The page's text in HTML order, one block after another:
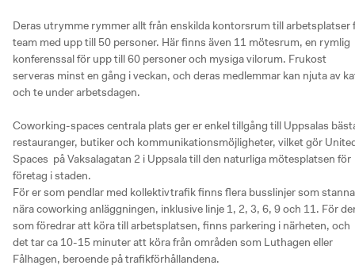
Deras utrymme rymmer allt från enskilda kontorsrum till arbetsplatser
team med upp till 50 personer. Här finns även 11 mötesrum, en rymlig
konferenssal för upp till 60 personer och mysiga vilorum. Frukost
serveras minst en gång i veckan, och deras medlemmar kan njuta av
och te under arbetsdagen.
Coworking-spaces centrala plats ger er enkel tillgång till Uppsalas
restauranger, butiker och kommunikationsmöjligheter, vilket gör
Spaces  på Vaksalagatan 2 i Uppsala till den naturliga mötesplatsen för
företag i staden.
För er som pendlar med kollektivtrafik finns flera busslinjer som
nära coworking anläggningen, inklusive linje 1, 2, 3, 6, 9 och 11. För
som föredrar att köra till arbetsplatsen, finns parkering i närheten, och
det tar ca 10-15 minuter att köra från områden som Luthagen eller
Fålhagen, beroende på trafikförhållandena.